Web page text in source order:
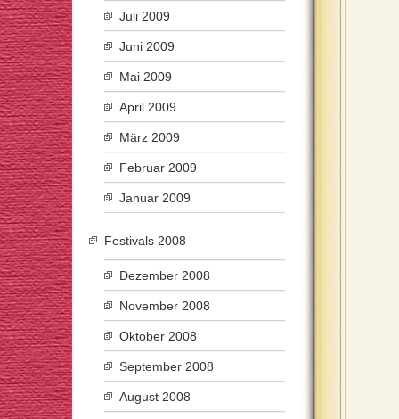
Juli 2009
Juni 2009
Mai 2009
April 2009
März 2009
Februar 2009
Januar 2009
Festivals 2008
Dezember 2008
November 2008
Oktober 2008
September 2008
August 2008